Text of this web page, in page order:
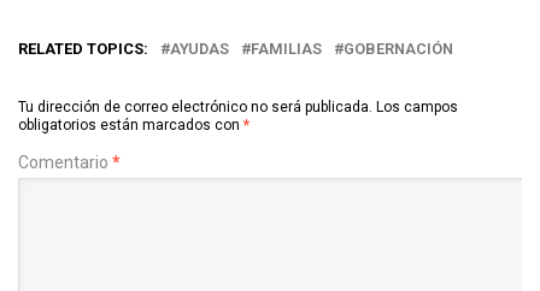
RELATED TOPICS: AYUDAS FAMILIAS GOBERNACIÓN
Tu dirección de correo electrónico no será publicada. Los campos
obligatorios están marcados con *
Comentario *